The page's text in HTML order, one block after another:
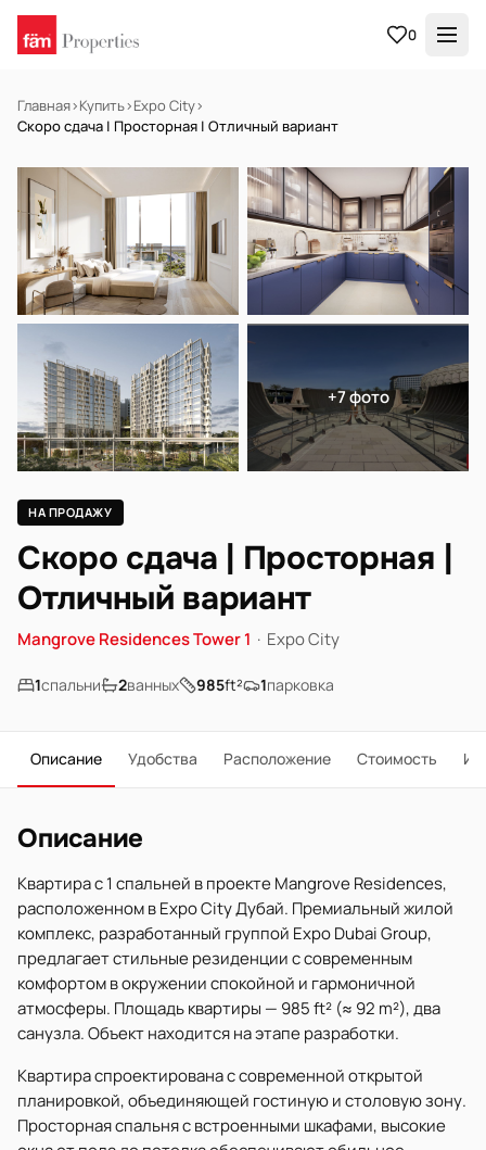
0
Главная›Купить›Expo City›
Скоро сдача | Просторная | Отличный вариант
НА ПРОДАЖУ Off-plan
+7 фото
НА ПРОДАЖУ
Скоро сдача | Просторная |
Отличный вариант
Mangrove Residences Tower 1 · Expo City
1спальни 2ванных 985ft² 1парковка
Описание Удобства Расположение Стоимость
Описание
Квартира с 1 спальней в проекте Mangrove Residences,
расположенном в Expo City Дубай. Премиальный жилой
комплекс, разработанный группой Expo Dubai Group,
предлагает стильные резиденции с современным
комфортом в окружении спокойной и гармоничной
атмосферы. Площадь квартиры — 985 ft² (≈ 92 m²), два
санузла. Объект находится на этапе разработки.
Квартира спроектирована с современной открытой
планировкой, объединяющей гостиную и столовую зону.
Просторная спальня с встроенными шкафами, высокие